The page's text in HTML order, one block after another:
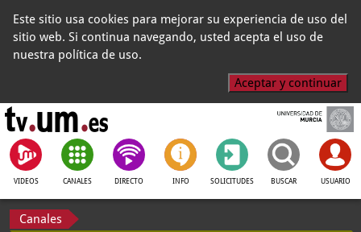
Este sitio usa cookies para mejorar su experiencia de uso del
sitio web. Si continua navegando, usted acepta el uso de
nuestra política de uso.
Aceptar y continuar
VIDEOS CANALES DIRECTO INFO SOLICITUDES BUSCAR USUARIO
Canales